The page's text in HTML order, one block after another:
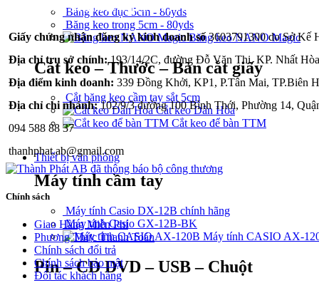
Băng keo đục 5cm - 80yds
Băng keo trong 5cm - 80yds
Băng keo NANO Magic
Cắt keo – Thước – Bàn cắt giấy
Cắt băng keo cầm tay sắt 5cm
Cắt keo Dân Hòa
Cắt keo để bàn TTM
Thiết bị văn phòng
Máy tính cầm tay
Máy tính Casio DX-12B chính hãng
Máy tính Casio GX-12B-BK
Máy tính CASIO AX-
Pin – CD DVD – USB – Chuột
CÔNG TY TNHH THÀNH PHÁT A&B
Giấy chứng nhận đăng ký kinh doanh số3603791300 do Sở Kế
Địa chỉ trụ sở chính:193/14/2C, đường Đỗ Văn Thi, KP. Nhất
Địa điểm kinh doanh: 339 Đồng Khởi, KP1, P.Tân Mai, TP.Biên
Địa chỉ chi nhánh:102/9/3 đường 100 Bình Thới, Phường 14,
094 588 88 37
thanhphat.ab@gmail.com
Chính sách
Giao Hàng Miễn Phí
Phương Thức Thanh Toán
Chính sách đổi trả
Chính sách bảo mật
Đối tác khách hàng